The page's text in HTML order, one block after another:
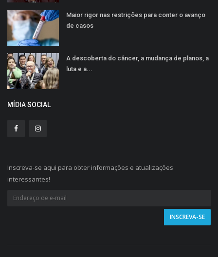
Maior rigor nas restrições para conter o avanço
de casos
A descoberta do câncer, a mudança de planos, a
luta e a...
MÍDIA SOCIAL
Inscreva-se aqui para obter informações e atualizações
interessantes!